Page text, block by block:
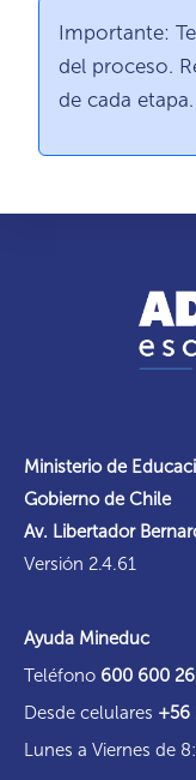
Importante:
del proceso.
de cada etapa.
Ministerio de
Gobierno de Chile
Av. Libertador
Versión 2.4.61
Ayuda Mineduc
Teléfono 600 600
Desde celulares +56
Lunes a Viernes de